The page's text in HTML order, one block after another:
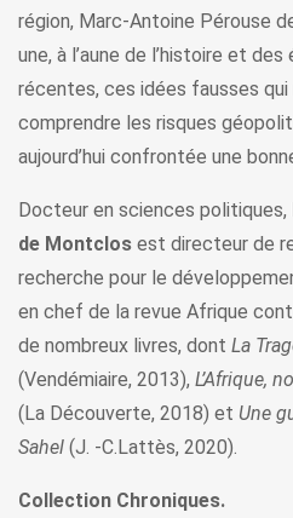
région, Marc-Antoine Pérouse
une, à l’aune de l’histoire et
récentes, ces idées fausses
comprendre les risques
aujourd’hui confrontée une
Docteur en sciences politiques,
de Montclos est directeur de
recherche pour le
en chef de la revue Afrique
de nombreux livres, dont La
(Vendémiaire, 2013), L’Afrique,
(La Découverte, 2018) et Une
Sahel (J. -C.Lattès, 2020).
Collection Chroniques.